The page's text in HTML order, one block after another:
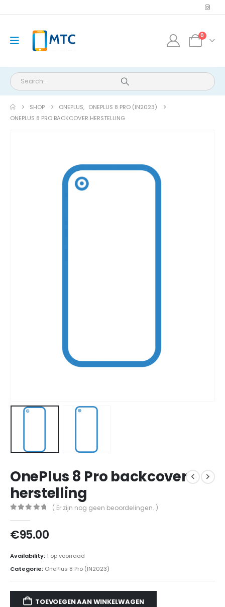
0
SHOP ONEPLUS, ONEPLUS 8 PRO (IN2023)
ONEPLUS 8 PRO BACKCOVER HERSTELLING
OnePlus 8 Pro backcover
herstelling
( Er zijn nog geen beoordelingen. )
€95.00
Availability: 1 op voorraad
Categorie: OnePlus 8 Pro (IN2023)
TOEVOEGEN AAN WINKELWAGEN